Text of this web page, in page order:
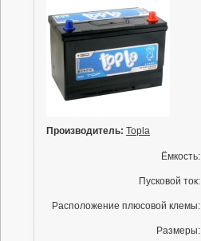
Производитель: Topla
Ёмкость:
Пусковой ток:
Расположение плюсовой клемы:
Размеры: